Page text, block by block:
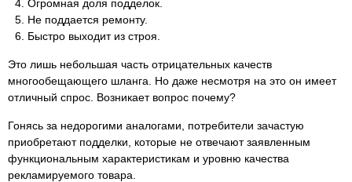
Огромная доля подделок.
Не поддается ремонту.
Быстро выходит из строя.
Это лишь небольшая часть отрицательных качеств
многообещающего шланга. Но даже несмотря на это он имеет
отличный спрос. Возникает вопрос почему?
Гонясь за недорогими аналогами, потребители зачастую
приобретают подделки, которые не отвечают заявленным
функциональным характеристикам и уровню качества
рекламируемого товара.